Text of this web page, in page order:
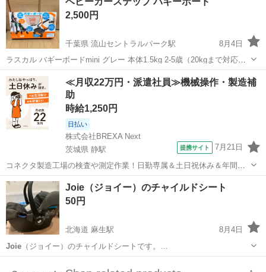
2,500円
千葉県 流山セントラルパーク駅
8月4日
ラスカル バギーボードmini グレー 本体1.5kg 2-5歳（20kgまで対応）
ほとんどのベビーカーに装着できますが、適応サイズやベビーカーの
種類など検索していただければでてきます。 サイベックスとjoieに我
が家...
千葉 流山市 流山セントラルパーク駅 ベビー用品
≪月収22万円・派遣社員≫機械操作・製造補
助
時給1,250円
日払い
株式会社BREXA Next
茨城県 静駅
提携サイト 7月21日
コネクタ製造工場の検査や測定作業！日勤専属＆土日祝休み＆年間休
日128日★クリーンルーム内作業★マイカー通勤OK＆無料駐車場あり
★就業先食堂利用可！日払い制度あり！《茨城県常陸大宮市》 人気の
工場のお仕事 ◇コネクタ製造工...
茨城 常陸大宮市 静駅 その他
Joie（ジョイー）のチャイルドシート
50円
北海道 麻生駅
8月4日
Joie（ジョイー）のチャイルドシートです。…